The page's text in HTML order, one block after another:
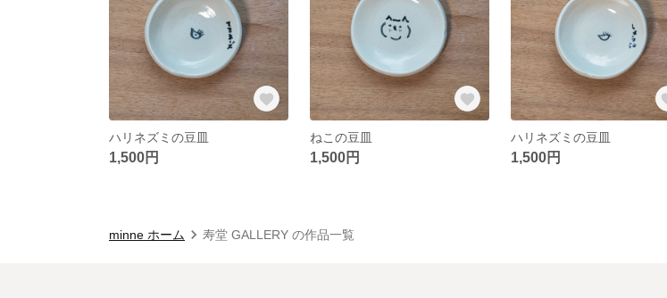
ハリネズミの豆皿
1,500円
ねこの豆皿
1,500円
ハリネズミの豆皿
1,500円
minne ホーム 寿堂 GALLERY の作品一覧